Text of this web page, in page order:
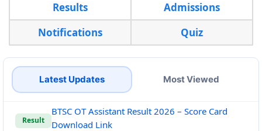
Results
Admissions
Notifications
Quiz
Latest Updates Most Viewed
Result
BTSC OT Assistant Result 2026 – Score Card
Download Link